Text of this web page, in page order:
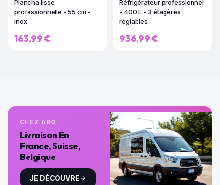
Plancha lisse
professionnelle - 55 cm -
inox
163,99 €
Réfrigérateur professionnel
- 400 L - 3 étagères
réglables
936,99 €
CHEZ ARO
Livraison En
France, Suisse,
Belgique
JE DÉCOUVRE